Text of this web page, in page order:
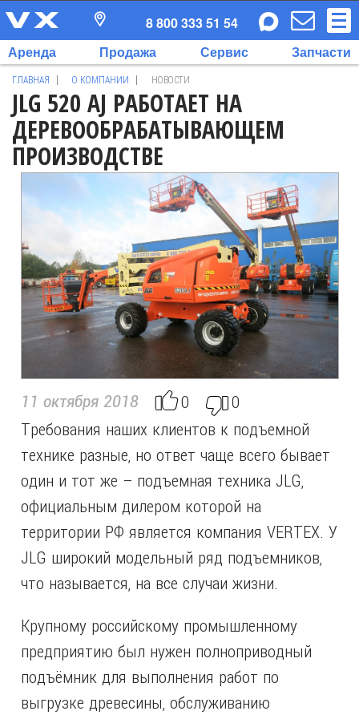
Аренда Продажа Сервис Запчасти
8 800 333 51 54
ГЛАВНАЯ О КОМПАНИИ НОВОСТИ
JLG 520 AJ РАБОТАЕТ НА
ДЕРЕВООБРАБАТЫВАЮЩЕМ
ПРОИЗВОДСТВЕ
11 октября 2018 0
0
Требования наших клиентов к подъемной
технике разные, но ответ чаще всего бывает
один и тот же – подъемная техника JLG,
официальным дилером которой на
территории РФ является компания VERTEX. У
JLG широкий модельный ряд подъемников,
что называется, на все случаи жизни.
Крупному российскому промышленному
предприятию был нужен полноприводный
подъёмник для выполнения работ по
выгрузке древесины, обслуживанию